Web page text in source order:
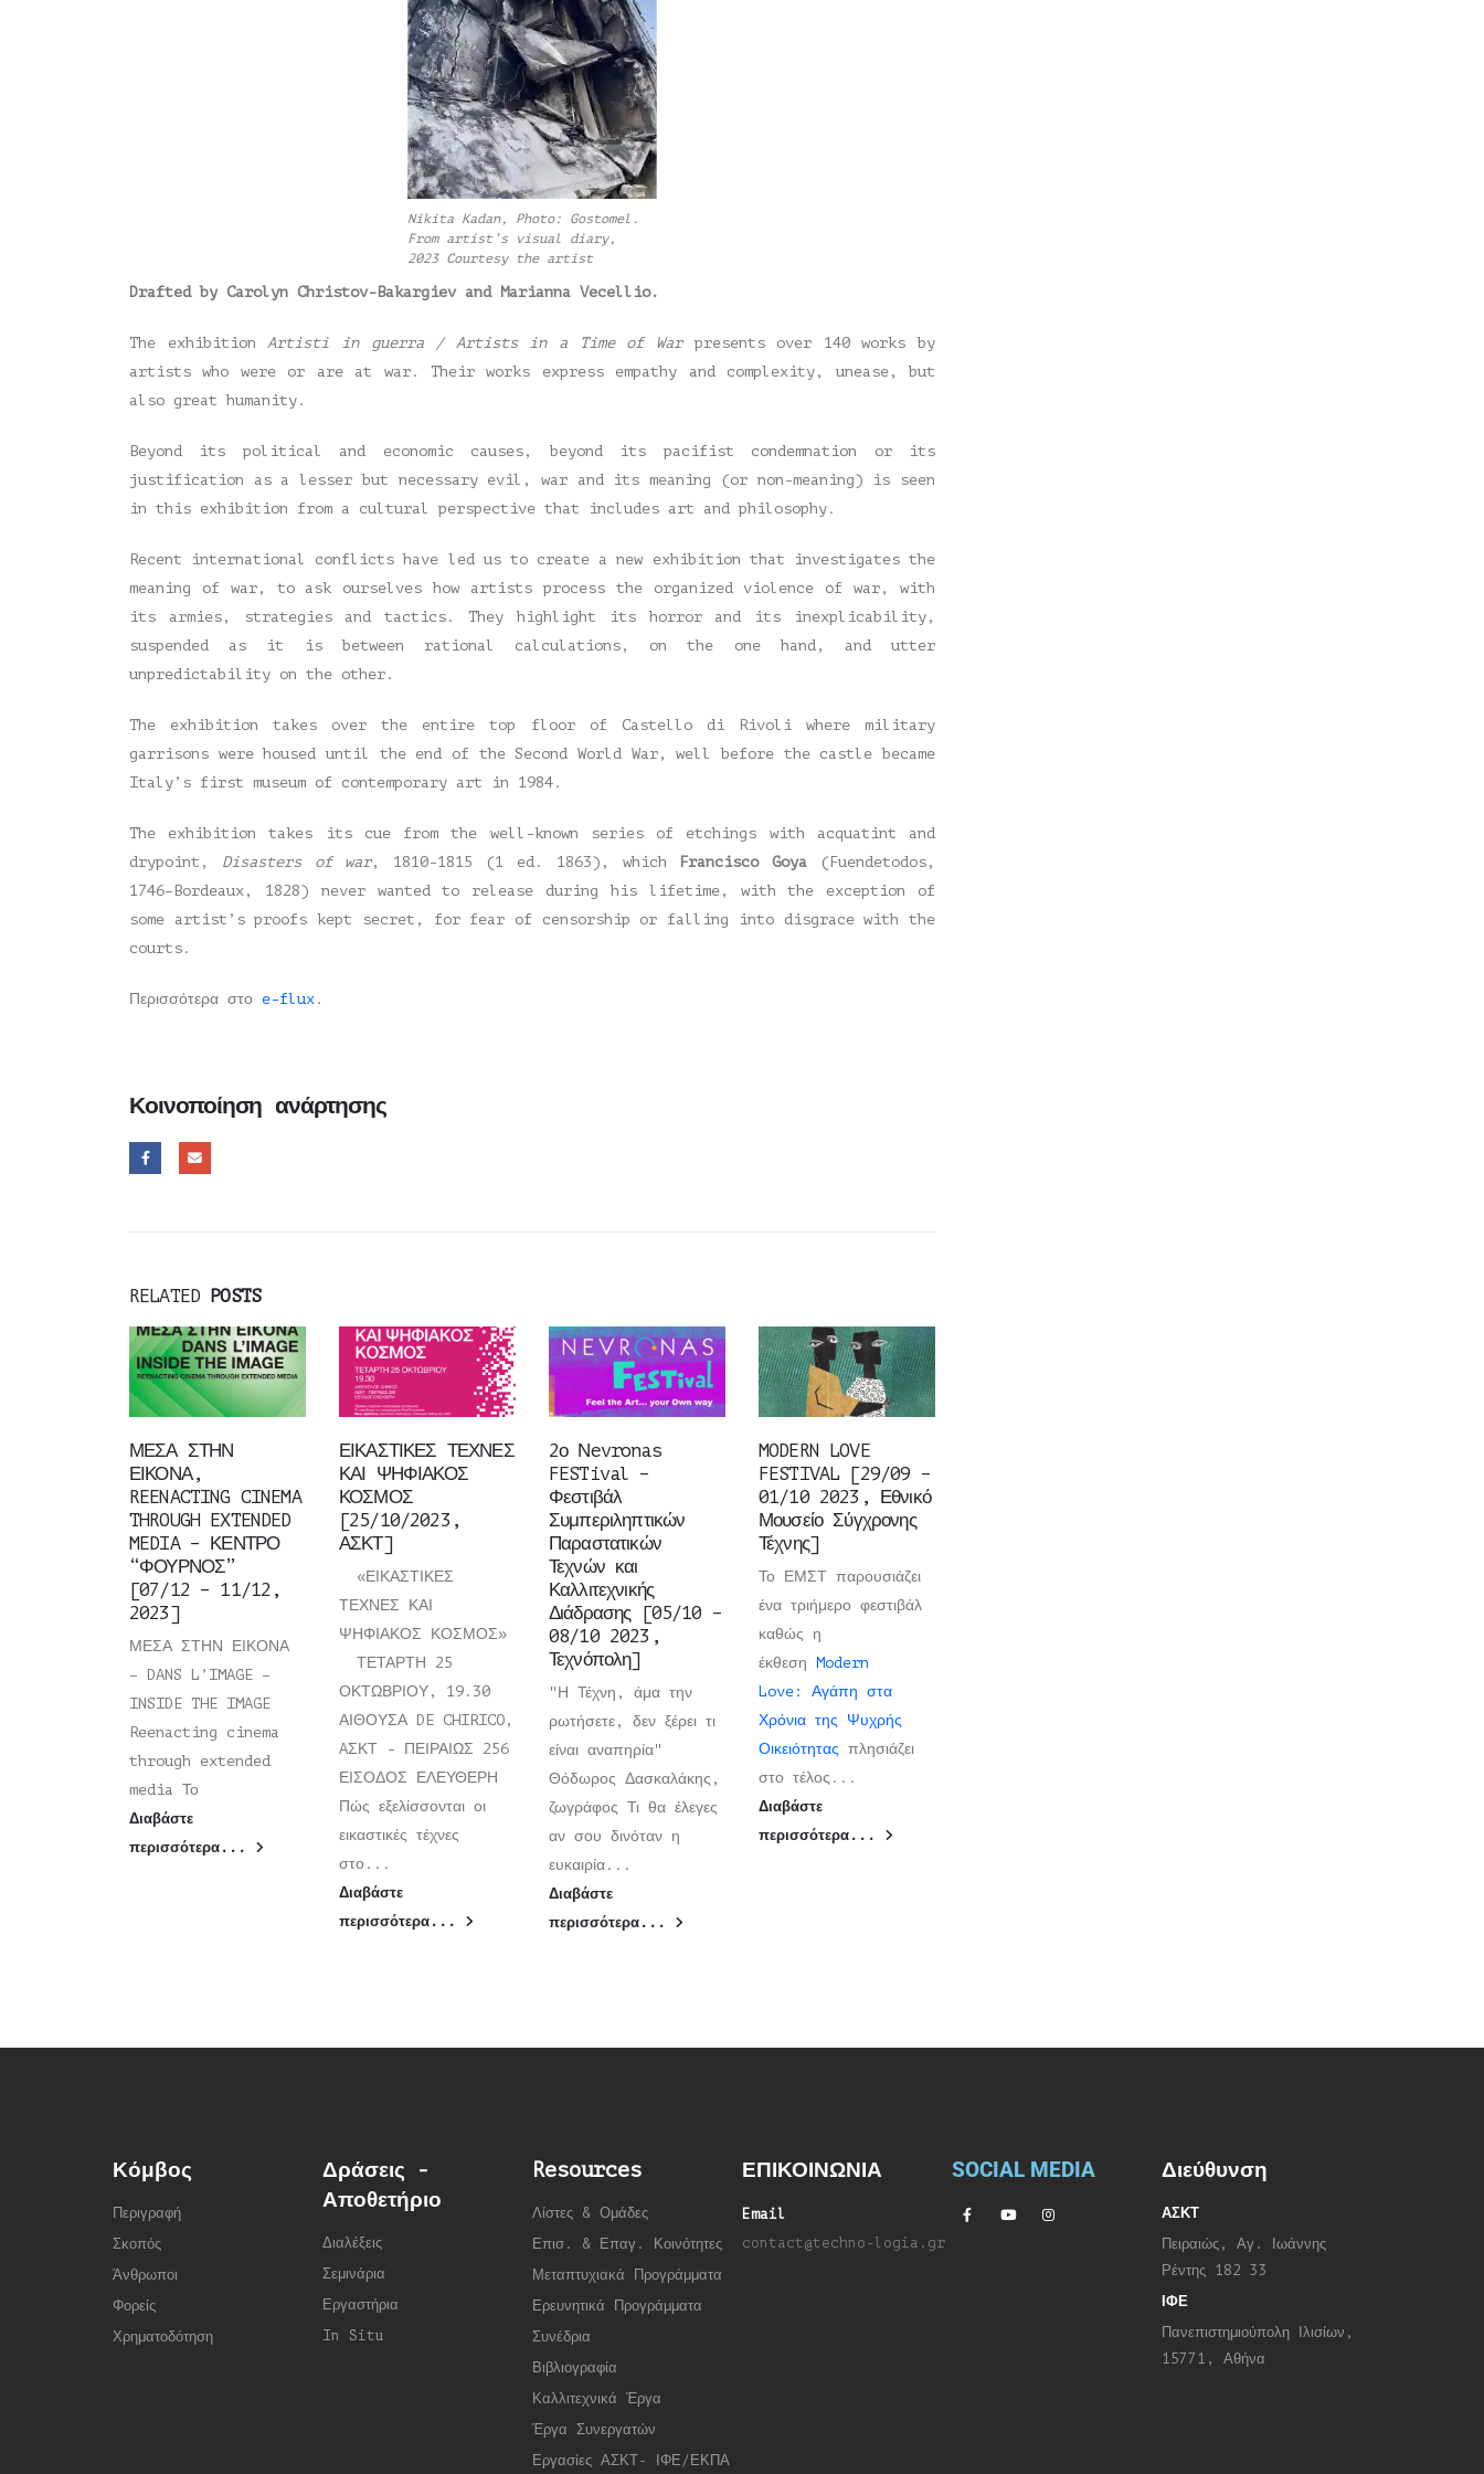
Nikita Kadan, Photo: Gostomel.
From artist’s visual diary,
2023 Courtesy the artist
Drafted by Carolyn Christov-Bakargiev and Marianna Vecellio.
The exhibitionArtisti in guerra / Artists in a Time of Warpresents over 140 works by
artists who were or are at war. Their works express empathy and complexity, unease, but
also great humanity.
Beyond its political and economic causes, beyond its pacifist condemnation or its
justification as a lesser but necessary evil, war and its meaning (or non-meaning) is seen
in this exhibition from a cultural perspective that includes art and philosophy.
Recent international conflicts have led us to create a new exhibition that investigates the
meaning of war, to ask ourselves how artists process the organized violence of war, with
its armies, strategies and tactics. They highlight its horror and its inexplicability,
suspended as it is between rational calculations, on the one hand, and utter
unpredictability on the other.
The exhibition takes over the entire top floor of Castello di Rivoli where military
garrisons were housed until the end of the Second World War, well before the castle became
Italy’s first museum of contemporary art in 1984.
The exhibition takes its cue from the well-known series of etchings with acquatint and
drypoint, Disasters of war, 1810-1815 (1 ed. 1863), which Francisco Goya (Fuendetodos,
1746–Bordeaux, 1828) never wanted to release during his lifetime, with the exception of
some artist’s proofs kept secret, for fear of censorship or falling into disgrace with the
courts.
Περισσότερα στο e-flux .
Κοινοποίηση ανάρτησης
RELATED POSTS
ΜΕΣΑ ΣΤΗΝ
ΕΙΚΟΝΑ,
REENACTING CINEMA
THROUGH EXTENDED
MEDIA – ΚΕΝΤΡΟ
“ΦΟΥΡΝΟΣ”
[07/12 – 11/12,
2023]
ΜΕΣΑ ΣΤΗΝ ΕΙΚΟΝΑ
– DANS L’IMAGE –
INSIDE THE IMAGE
Reenacting cinema
through extended
media Το
Διαβάστε
περισσότερα...
ΕΙΚΑΣΤΙΚΕΣ ΤΕΧΝΕΣ
ΚΑΙ ΨΗΦΙΑΚΟΣ
ΚΟΣΜΟΣ
[25/10/2023,
ΑΣΚΤ]
«ΕΙΚΑΣΤΙΚΕΣ
ΤΕΧΝΕΣ ΚΑΙ
ΨΗΦΙΑΚΟΣ ΚΟΣΜΟΣ»
ΤΕΤΑΡΤΗ 25
ΟΚΤΩΒΡΙΟΥ, 19.30
ΑΙΘΟΥΣΑ DE CHIRICO,
AΣΚΤ - ΠΕΙΡΑΙΩΣ 256
ΕΙΣΟΔΟΣ ΕΛΕΥΘΕΡΗ
Πώς εξελίσσονται οι
εικαστικές τέχνες
στο...
Διαβάστε
περισσότερα...
2ο Νevronas
FESTival –
Φεστιβάλ
Συμπεριληπτικών
Παραστατικών
Τεχνών και
Καλλιτεχνικής
Διάδρασης [05/10 –
08/10 2023,
Τεχνόπολη]
"Η Τέχνη, άμα την
ρωτήσετε, δεν ξέρει τι
είναι αναπηρία"
Θόδωρος Δασκαλάκης,
ζωγράφος Τι θα έλεγες
αν σου δινόταν η
ευκαιρία...
Διαβάστε
περισσότερα...
MODERN LOVE
FESTIVAL [29/09 –
01/10 2023, Εθνικό
Μουσείο Σύγχρονης
Τέχνης]
Το ΕΜΣΤ παρουσιάζει
ένα τριήμερο φεστιβάλ
καθώς η
έκθεση Modern
Love: Αγάπη στα
Χρόνια της Ψυχρής
Οικειότητας πλησιάζει
στο τέλος...
Διαβάστε
περισσότερα...
Κόμβος
Περιγραφή
Σκοπός
Άνθρωποι
Φορείς
Χρηματοδότηση
Δράσεις -
Αποθετήριο
Διαλέξεις
Σεμινάρια
Εργαστήρια
In Situ
Resources
Λίστες & Ομάδες
Επισ. & Επαγ. Κοινότητες
Μεταπτυχιακά Προγράμματα
Ερευνητικά Προγράμματα
Συνέδρια
Βιβλιογραφία
Καλλιτεχνικά Έργα
Έργα Συνεργατών
Εργασίες ΑΣΚΤ- ΙΦΕ/ΕΚΠΑ
ΕΠΙΚΟΙΝΩΝΙΑ
Email
contact@techno-logia.gr
SOCIAL MEDIA Διεύθυνση
ΑΣΚΤ
Πειραιώς, Αγ. Ιωάννης
Ρέντης 182 33
ΙΦΕ
Πανεπιστημιούπολη Ιλισίων,
15771, Αθήνα